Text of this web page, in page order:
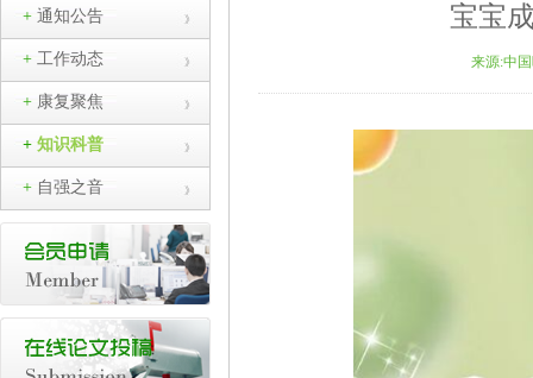
+ 通知公告
+ 工作动态
+ 康复聚焦
+ 知识科普
+ 自强之音
宝宝
来源:中